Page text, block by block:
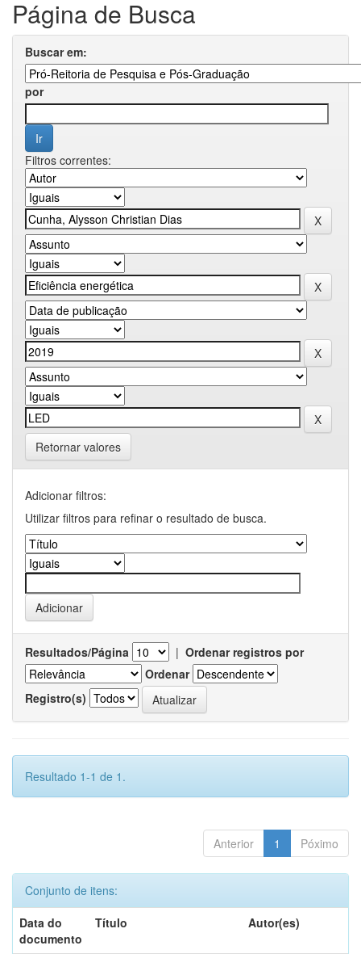
Página de Busca
Buscar em:
por
Filtros correntes:
Retornar valores
Adicionar filtros:
Utilizar filtros para refinar o resultado de busca.
Resultados/Página | Ordenar registros por
Ordenar
Registro(s)
Resultado 1-1 de 1.
Anterior 1 Póximo
Conjunto de itens:
Data do
documento
Título Autor(es)